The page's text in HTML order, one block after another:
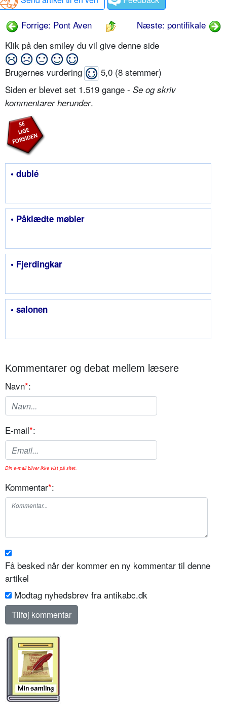
Forrige: Pont Aven
Næste: pontifikale
Klik på den smiley du vil give denne side
Brugernes vurdering 5,0 (8 stemmer)
Siden er blevet set 1.519 gange - Se og skriv
kommentarer herunder.
• dublé
• Påklædte møbler
• Fjerdingkar
• salonen
Kommentarer og debat mellem læsere
Navn*:
E-mail*:
Din e-mail bliver ikke vist på sitet.
Kommentar*:
Få besked når der kommer en ny kommentar til denne
artikel
Modtag nyhedsbrev fra antikabc.dk